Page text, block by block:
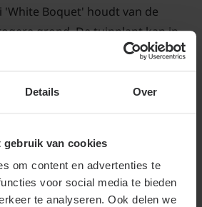
Details Over
gebruik van cookies
om content en advertenties te
voor social media te bieden
te analyseren. Ook delen we
'White Boquet' houdt van de
grond. De tuinplant kan in
oplopen door nachtvorst.
'White Bouquet'
pas na de winter terug tot op
Lees meer
producten